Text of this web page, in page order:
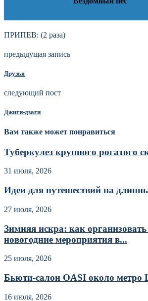
ПРИПЕВ: (2 раза)
предыдущая запись
Друзья
следующий пост
Джиги-дзаги
Вам также может понравиться
Туберкулез крупного рогатого
31 июля, 2026
Идеи для путешествий на
27 июля, 2026
Зимняя искра: как
новогодние мероприятия в...
25 июля, 2026
Бьюти-салон OASI около
16 июля, 2026